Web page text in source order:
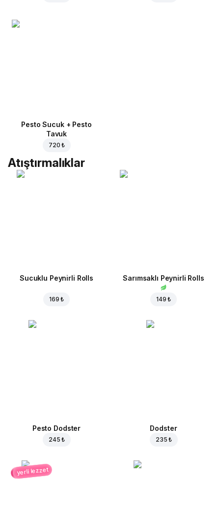
Pesto Sucuk + Pesto
Tavuk
720 ₺
Atıştırmalıklar
Sucuklu Peynirli Rolls
169 ₺
Sarımsaklı Peynirli Rolls
149 ₺
Pesto Dodster
245 ₺
Dodster
235 ₺
yerli lezzet